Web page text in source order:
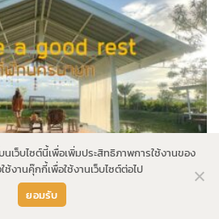
เว็บไซต์นี้เพื่อเพิ่มประสิทธิภาพการใช้งานของ
งานคุ๊กกี้เพื่อใช้งานเว็บไซต์ต่อไป
ยอมรับ